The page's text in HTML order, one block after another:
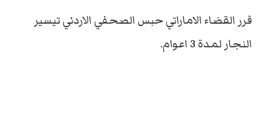
قرر القضاء الاماراتي حبس الصحفي الاردني تيسير
النجار لمدة 3 اعوام.